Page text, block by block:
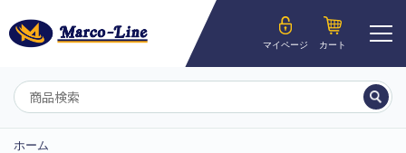
マイページ カート
ホーム
ようこそ__MEMBER_LASTNAME__様
マイページ